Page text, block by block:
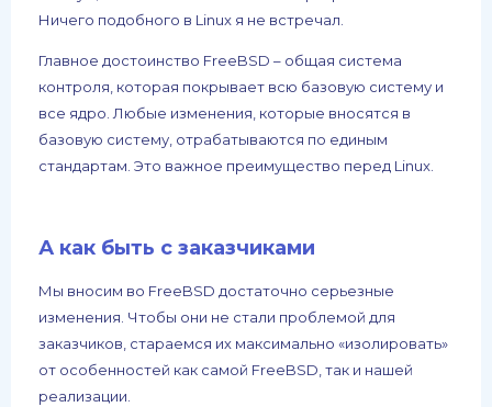
Ничего подобного в Linux я не встречал.
Главное достоинство FreeBSD – общая система
контроля, которая покрывает всю базовую систему и
все ядро. Любые изменения, которые вносятся в
базовую систему, отрабатываются по единым
стандартам. Это важное преимущество перед Linux.
А как быть с заказчиками
Мы вносим во FreeBSD достаточно серьезные
изменения. Чтобы они не стали проблемой для
заказчиков, стараемся их максимально «изолировать»
от особенностей как самой FreeBSD, так и нашей
реализации.